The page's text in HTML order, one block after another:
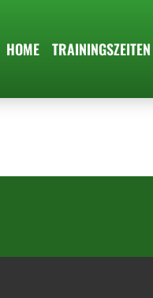
HOME TRAININGSZEITEN